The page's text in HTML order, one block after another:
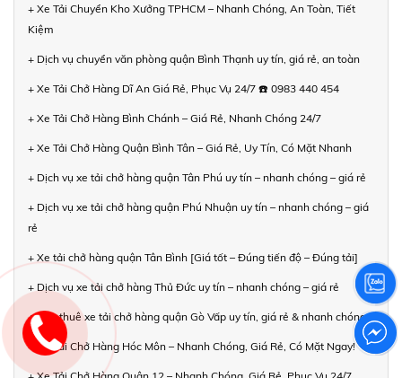
+ Xe Tải Chuyển Kho Xưởng TPHCM – Nhanh Chóng, An Toàn, Tiết
Kiệm
+ Dịch vụ chuyển văn phòng quận Bình Thạnh uy tín, giá rẻ, an toàn
+ Xe Tải Chở Hàng Dĩ An Giá Rẻ, Phục Vụ 24/7 ☎️ 0983 440 454
+ Xe Tải Chở Hàng Bình Chánh – Giá Rẻ, Nhanh Chóng 24/7
+ Xe Tải Chở Hàng Quận Bình Tân – Giá Rẻ, Uy Tín, Có Mặt Nhanh
+ Dịch vụ xe tải chở hàng quận Tân Phú uy tín – nhanh chóng – giá rẻ
+ Dịch vụ xe tải chở hàng quận Phú Nhuận uy tín – nhanh chóng – giá
rẻ
+ Xe tải chở hàng quận Tân Bình [Giá tốt – Đúng tiến độ – Đúng tải]
+ Dịch vụ xe tải chở hàng Thủ Đức uy tín – nhanh chóng – giá rẻ
+ Cho thuê xe tải chở hàng quận Gò Vấp uy tín, giá rẻ & nhanh chóng
+ Xe Tải Chở Hàng Hóc Môn – Nhanh Chóng, Giá Rẻ, Có Mặt Ngay!